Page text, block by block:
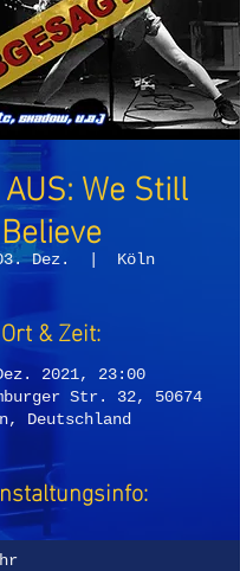
We Still
Believe
Dez. Köln
Ort & Zeit:
2021, 23:00
Str. 32, 50674
Deutschland